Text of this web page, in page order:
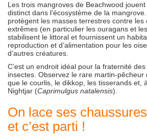
Les trois mangroves de Beachwood
distinct dans l’écosystème de la
protègent les masses terrestres contre les
extrêmes (en particulier les ouragans et
stabilisent le littoral et fournissent un
reproduction et d’alimentation pour les
d’autres créatures.
C’est un endroit idéal pour la fraternité
insectes. Observez le rare martin-pêcheur
que le courlis, le dikkop, les tisserands et,
Nightjar (Caprimulgus natalensis).
On lace ses
et c’est parti !